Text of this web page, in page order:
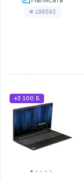
# 196593
+3 100 Б